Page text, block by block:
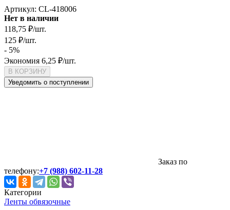
Артикул: CL-418006
Нет в наличии
118,75 ₽/шт.
125 ₽/шт.
- 5%
Экономия 6,25 ₽/шт.
В КОРЗИНУ
Уведомить о поступлении
Заказ по
телефону:+7 (988) 602-11-28
Категории
Ленты обвязочные